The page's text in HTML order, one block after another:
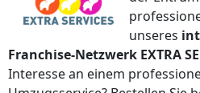
unseres
Franchise-Netzwerk EXTRA
Interesse an einem